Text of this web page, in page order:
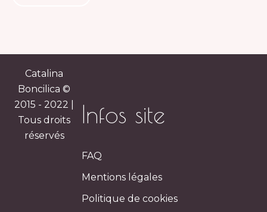
Infos site
FAQ
Mentions légales
Politique de cookies
Catalina
Boncilica ©
2015 - 2022 |
Tous droits
réservés